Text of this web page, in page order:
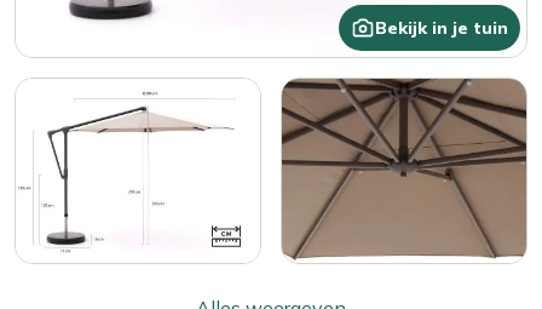
Bekijk in je tuin